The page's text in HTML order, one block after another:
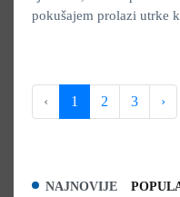
pokušajem prolazi utrke
‹ 1 2 3 ›
NAJNOVIJE